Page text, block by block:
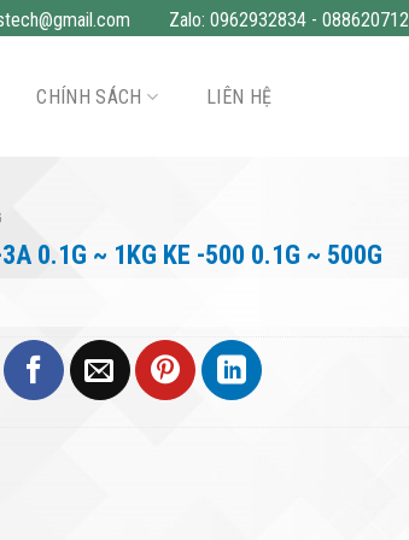
Zalo: 0962932834 -
CHÍNH SÁCH LIÊN HỆ
0.1G ~ 1KG KE -500 0.1G ~ 500G